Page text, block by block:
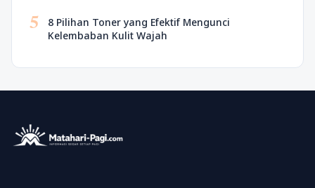
5
8 Pilihan Toner yang Efektif Mengunci
Kelembaban Kulit Wajah